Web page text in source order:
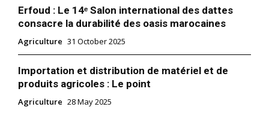
Erfoud : Le 14ᵉ Salon international des dattes
consacre la durabilité des oasis marocaines
Agriculture 31 October 2025
Importation et distribution de matériel et de
produits agricoles : Le point
Agriculture 28 May 2025